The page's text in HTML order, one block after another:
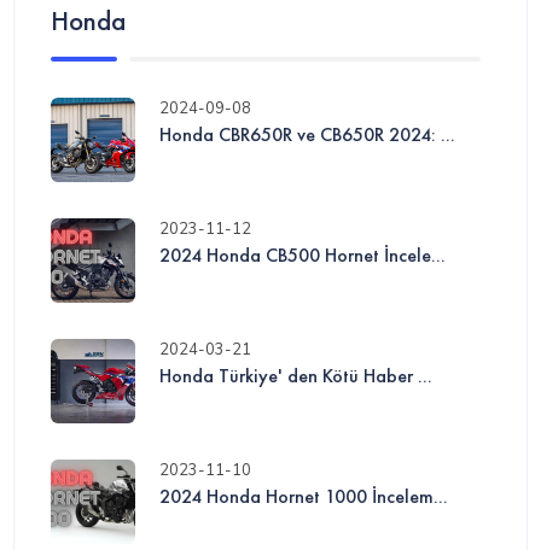
Honda
2024-09-08
Honda CBR650R ve CB650R 2024: ...
2023-11-12
2024 Honda CB500 Hornet İncele...
2024-03-21
Honda Türkiye' den Kötü Haber ...
2023-11-10
2024 Honda Hornet 1000 İncelem...